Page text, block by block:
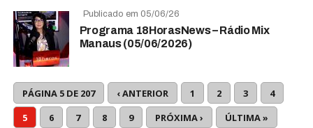
Publicado em 05/06/26
Programa 18HorasNews​​​​​​​​​​​​ – Rádio Mix
Manaus (05/06/2026)
PÁGINA 5 DE 207 ‹ ANTERIOR 1 2 3
4
5
6 7 8 9 PRÓXIMA › ÚLTIMA »